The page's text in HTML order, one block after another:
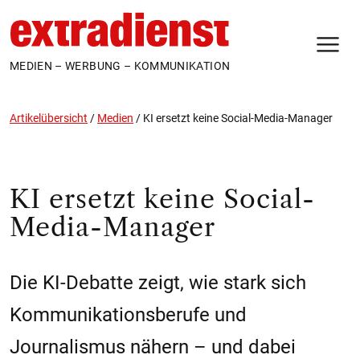
MEDIEN – WERBUNG – KOMMUNIKATION
Artikelübersicht / Medien / KI ersetzt keine Social-Media-Manager
KI ersetzt keine Social-
Media-Manager
Die KI-Debatte zeigt, wie stark sich
Kommunikationsberufe und
Journalismus nähern – und dabei